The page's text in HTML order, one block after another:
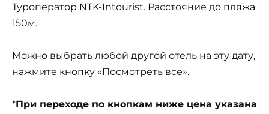
Туроператор NTK-Intourist. Расстояние до пляжа
150м.
Можно выбрать любой другой отель на эту дату,
нажмите кнопку «Посмотреть все».
*При переходе по кнопкам ниже цена указана